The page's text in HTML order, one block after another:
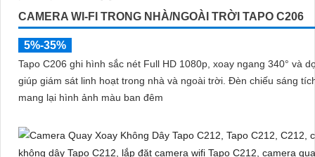
CAMERA WI-FI TRONG NHÀ/NGOÀI TRỜI TAPO C206
5%-35%
Tapo C206 ghi hình sắc nét Full HD 1080p, xoay ngang 340° và
giúp giám sát linh hoạt trong nhà và ngoài trời. Đèn chiếu sáng tích hợp
mang lại hình ảnh màu ban đêm